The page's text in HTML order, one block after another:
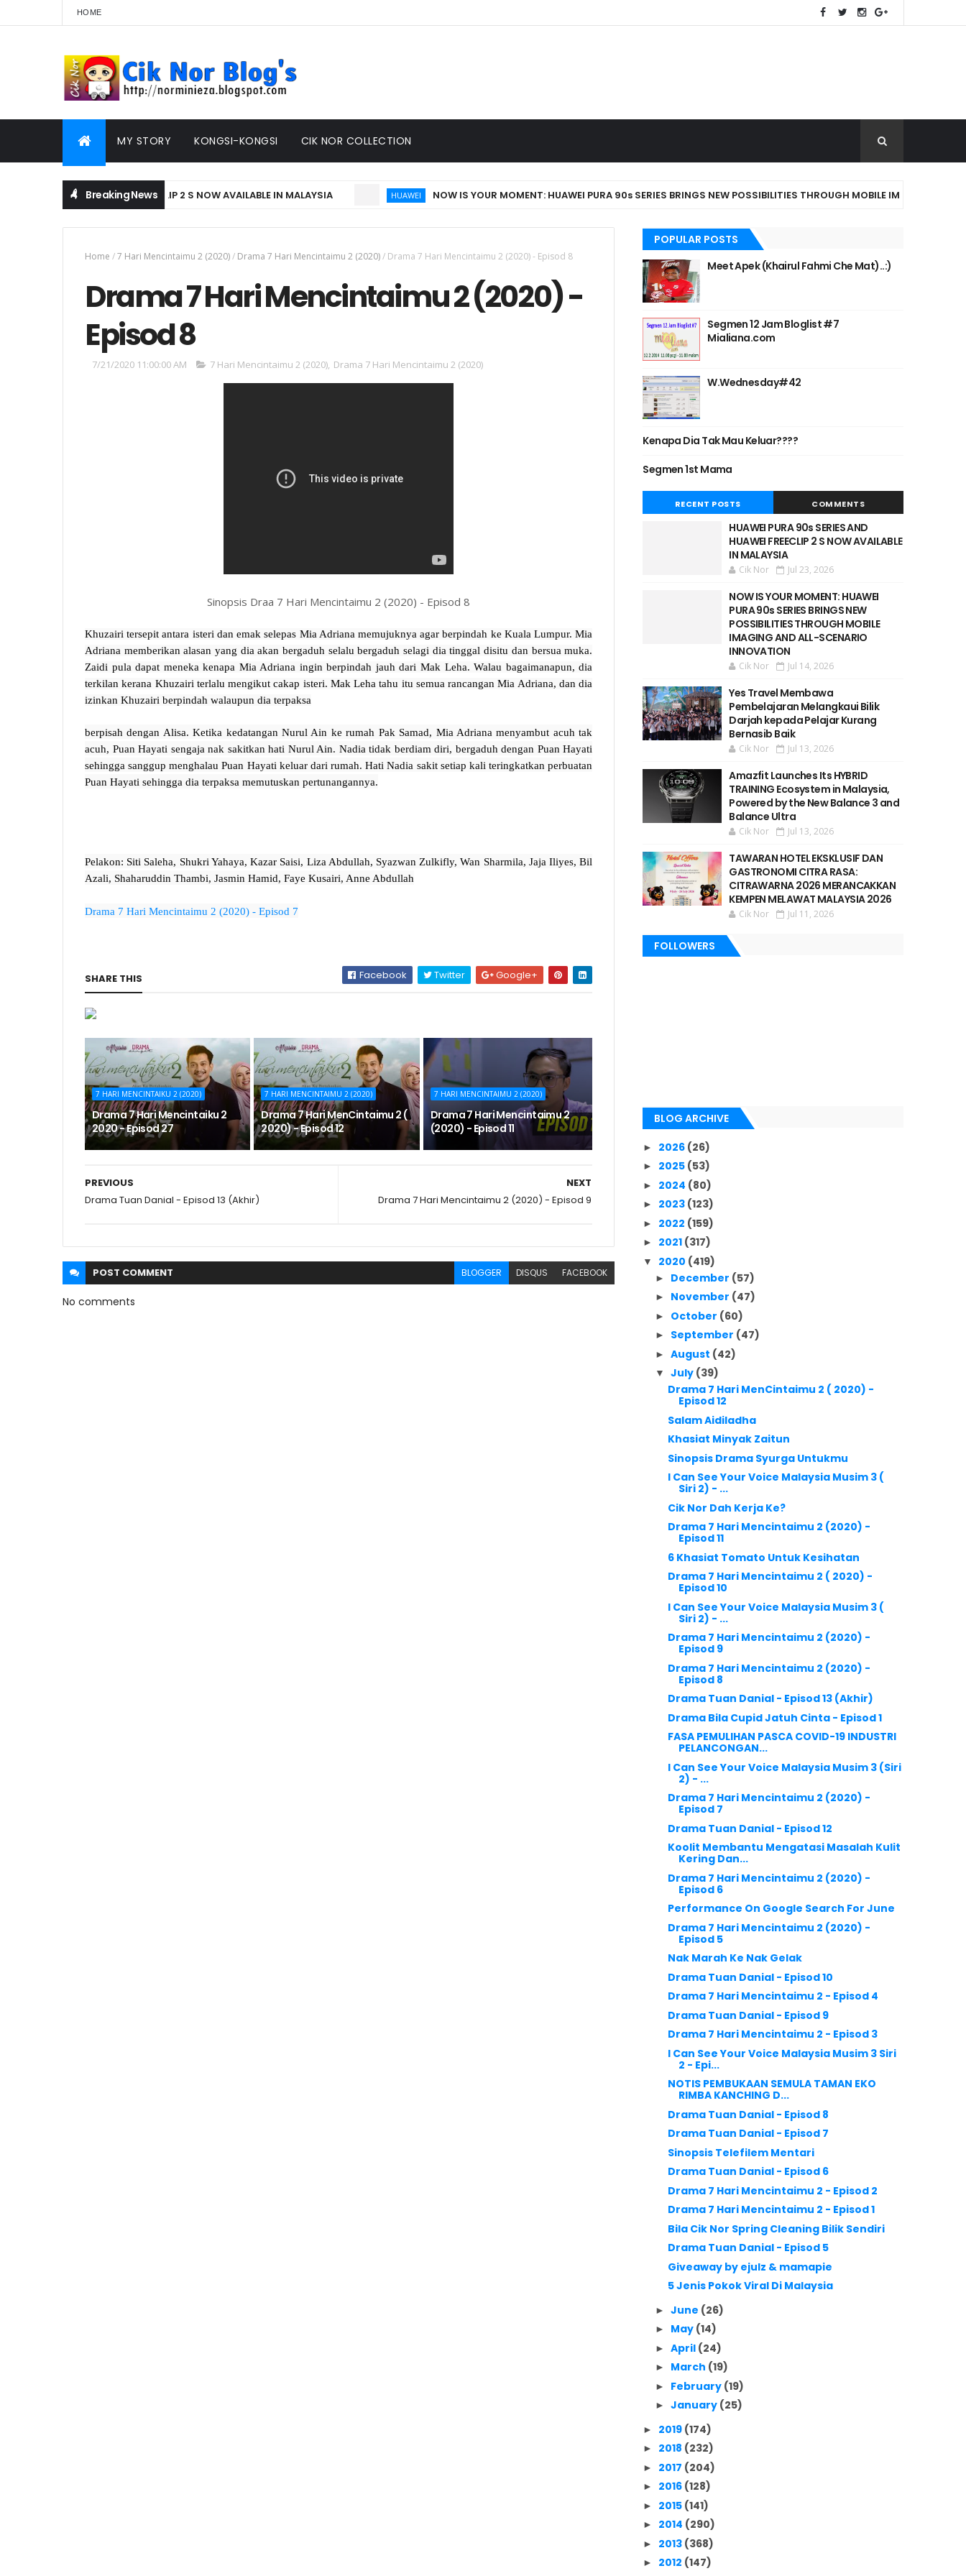
HOME
MY STORY KONGSI-KONGSI CIK NOR COLLECTION
Breaking News
AND HUAWEI FREECLIP 2 S NOW AVAILABLE IN MALAYSIA NOW IS YOUR MOMENT: HUAWEI PURA 90s SERIES BRINGS NEW POSSIBILITIES THROUGH MOBILE IMAGING AND ALL-
Home /7 Hari Mencintaimu 2 (2020)/ Drama 7 Hari Mencintaimu 2 (2020)/ Drama 7 Hari Mencintaimu 2 (2020) - Episod 8
Drama 7 Hari Mencintaimu 2 (2020) -
Episod 8
7/21/2020 11:00:00 AM 7 Hari Mencintaimu 2 (2020), Drama 7 Hari Mencintaimu 2 (2020)
Sinopsis Draa 7 Hari Mencintaimu 2 (2020) - Episod 8
Khuzairi tersepit antara isteri dan emak selepas Mia Adriana memujuknya agar berpindah ke Kuala Lumpur. Mia
Adriana memberikan alasan yang dia akan bergaduh selalu bergaduh selagi dia tinggal disitu dan bersua muka.
Zaidi pula dapat meneka kenapa Mia Adriana ingin berpindah jauh dari Mak Leha. Walau bagaimanapun, dia
terkilan kerana Khuzairi terlalu mengikut cakap isteri. Mak Leha tahu itu semua rancangan Mia Adriana, dan dia
izinkan Khuzairi berpindah walaupun dia terpaksa
berpisah dengan Alisa. Ketika kedatangan Nurul Ain ke rumah Pak Samad, Mia Adriana menyambut acuh tak
acuh, Puan Hayati sengaja nak sakitkan hati Nurul Ain. Nadia tidak berdiam diri, bergaduh dengan Puan Hayati
sehingga sanggup menghalau Puan Hayati keluar dari rumah. Hati Nadia sakit setiap kali teringkatkan perbuatan
Puan Hayati sehingga dia terpaksa memutuskan pertunangannya.
Pelakon: Siti Saleha, Shukri Yahaya, Kazar Saisi, Liza Abdullah, Syazwan Zulkifly, Wan Sharmila, Jaja Iliyes, Bil
Azali, Shaharuddin Thambi, Jasmin Hamid, Faye Kusairi, Anne Abdullah
Drama 7 Hari Mencintaimu 2 (2020) - Episod 7
SHARE THIS Facebook Twitter Google+
7 HARI MENCINTAIKU 2 (2020)
Drama 7 Hari Mencintaiku 2
2020 - Episod 27
7 HARI MENCINTAIMU 2 (2020)
Drama 7 Hari MenCintaimu 2 (
2020) - Episod 12
7 HARI MENCINTAIMU 2 (2020)
Drama 7 Hari Mencintaimu 2
(2020) - Episod 11
NEXT
Drama 7 Hari Mencintaimu 2 (2020) - Episod 9
PREVIOUS
Drama Tuan Danial - Episod 13 (Akhir)
POST COMMENT BLOGGER DISQUS FACEBOOK
No comments
POPULAR POSTS
Meet Apek (Khairul Fahmi Che Mat)..:)
Segmen 12 Jam Bloglist #7
Mialiana.com
W.Wednesday#42
Kenapa Dia Tak Mau Keluar????
Segmen 1st Mama
RECENT POSTS COMMENTS
HUAWEI PURA 90s SERIES AND
HUAWEI FREECLIP 2 S NOW AVAILABLE
IN MALAYSIA
Cik Nor Jul 23, 2026
NOW IS YOUR MOMENT: HUAWEI
PURA 90s SERIES BRINGS NEW
POSSIBILITIES THROUGH MOBILE
IMAGING AND ALL-SCENARIO
INNOVATION
Cik Nor Jul 14, 2026
Yes Travel Membawa
Pembelajaran Melangkaui Bilik
Darjah kepada Pelajar Kurang
Bernasib Baik
Cik Nor Jul 13, 2026
Amazfit Launches Its HYBRID
TRAINING Ecosystem in Malaysia,
Powered by the New Balance 3 and
Balance Ultra
Cik Nor Jul 13, 2026
TAWARAN HOTEL EKSKLUSIF DAN
GASTRONOMI CITRA RASA:
CITRAWARNA 2026 MERANCAKKAN
KEMPEN MELAWAT MALAYSIA 2026
Cik Nor Jul 11, 2026
FOLLOWERS
BLOG ARCHIVE
► 2026 (26)
► 2025 (53)
► 2024 (80)
► 2023 (123)
► 2022 (159)
► 2021 (317)
▼ 2020 (419)
► December (57)
► November (47)
► October (60)
► September (47)
►August (42)
▼ July (39)
Drama 7 Hari MenCintaimu 2 ( 2020) -
Episod 12
Salam Aidiladha
Khasiat Minyak Zaitun
Sinopsis Drama Syurga Untukmu
I Can See Your Voice Malaysia Musim 3 (
Siri 2) - ...
Cik Nor Dah Kerja Ke?
Drama 7 Hari Mencintaimu 2 (2020) -
Episod 11
6 Khasiat Tomato Untuk Kesihatan
Drama 7 Hari Mencintaimu 2 ( 2020) -
Episod 10
I Can See Your Voice Malaysia Musim 3 (
Siri 2) - ...
Drama 7 Hari Mencintaimu 2 (2020) -
Episod 9
Drama 7 Hari Mencintaimu 2 (2020) -
Episod 8
Drama Tuan Danial - Episod 13 (Akhir)
Drama Bila Cupid Jatuh Cinta - Episod 1
FASA PEMULIHAN PASCA COVID-19 INDUSTRI
PELANCONGAN...
I Can See Your Voice Malaysia Musim 3 (Siri
2) - ...
Drama 7 Hari Mencintaimu 2 (2020) -
Episod 7
Drama Tuan Danial - Episod 12
Koolit Membantu Mengatasi Masalah Kulit
Kering Dan...
Drama 7 Hari Mencintaimu 2 (2020) -
Episod 6
Performance On Google Search For June
Drama 7 Hari Mencintaimu 2 (2020) -
Episod 5
Nak Marah Ke Nak Gelak
Drama Tuan Danial - Episod 10
Drama 7 Hari Mencintaimu 2 - Episod 4
Drama Tuan Danial - Episod 9
Drama 7 Hari Mencintaimu 2 - Episod 3
I Can See Your Voice Malaysia Musim 3 Siri
2 - Epi...
NOTIS PEMBUKAAN SEMULA TAMAN EKO
RIMBA KANCHING D...
Drama Tuan Danial - Episod 8
Drama Tuan Danial - Episod 7
Sinopsis Telefilem Mentari
Drama Tuan Danial - Episod 6
Drama 7 Hari Mencintaimu 2 - Episod 2
Drama 7 Hari Mencintaimu 2 - Episod 1
Bila Cik Nor Spring Cleaning Bilik Sendiri
Drama Tuan Danial - Episod 5
Giveaway by ejulz & mamapie
5 Jenis Pokok Viral Di Malaysia
►June (26)
► May (14)
►April (24)
► March (19)
► February (19)
►January (25)
► 2019 (174)
► 2018 (232)
► 2017 (204)
► 2016 (128)
► 2015 (141)
► 2014 (290)
► 2013 (368)
► 2012 (147)